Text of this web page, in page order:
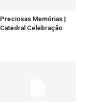
Preciosas Memórias |
Catedral Celebração